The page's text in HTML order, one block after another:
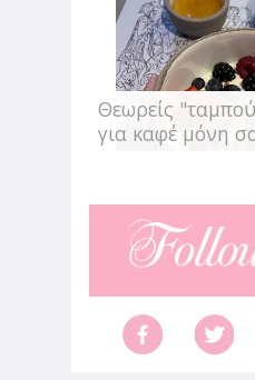
Θεωρείς
για καφέ μόνη